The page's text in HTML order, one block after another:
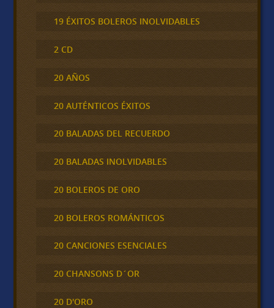
19 ÉXITOS BOLEROS INOLVIDABLES
2 CD
20 AÑOS
20 AUTÉNTICOS ÉXITOS
20 BALADAS DEL RECUERDO
20 BALADAS INOLVIDABLES
20 BOLEROS DE ORO
20 BOLEROS ROMÁNTICOS
20 CANCIONES ESENCIALES
20 CHANSONS D´OR
20 D'ORO